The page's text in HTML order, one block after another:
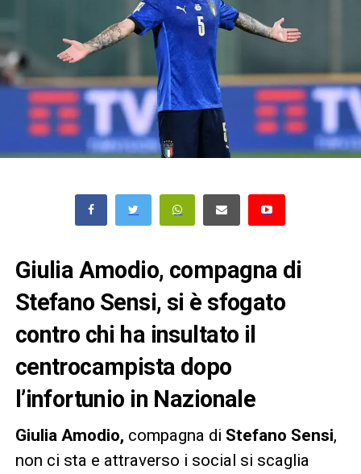
Giulia Amodio, compagna di
Stefano Sensi, si è sfogato
contro chi ha insultato il
centrocampista dopo
l’infortunio in Nazionale
Giulia Amodio, compagna di Stefano Sensi,
non ci sta e attraverso i social si scaglia